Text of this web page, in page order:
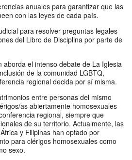
anuales para garantizar que las
con las leyes de cada país.
para resolver preguntas legales
del Libro de Disciplina por parte de
aborda el intenso debate de La Iglesia
de la comunidad LGBTQ,
regional decida por sí misma.
entre personas del mismo
as abiertamente homosexuales
regional, siempre que
de su territorio. Actualmente, las
y Filipinas han optado por
para clérigos homosexuales como
sexo.